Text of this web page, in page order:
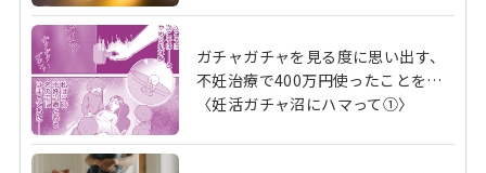
ガチャガチャを見る度に思い出す、
不妊治療で400万円使ったことを…
〈妊活ガチャ沼にハマって①〉